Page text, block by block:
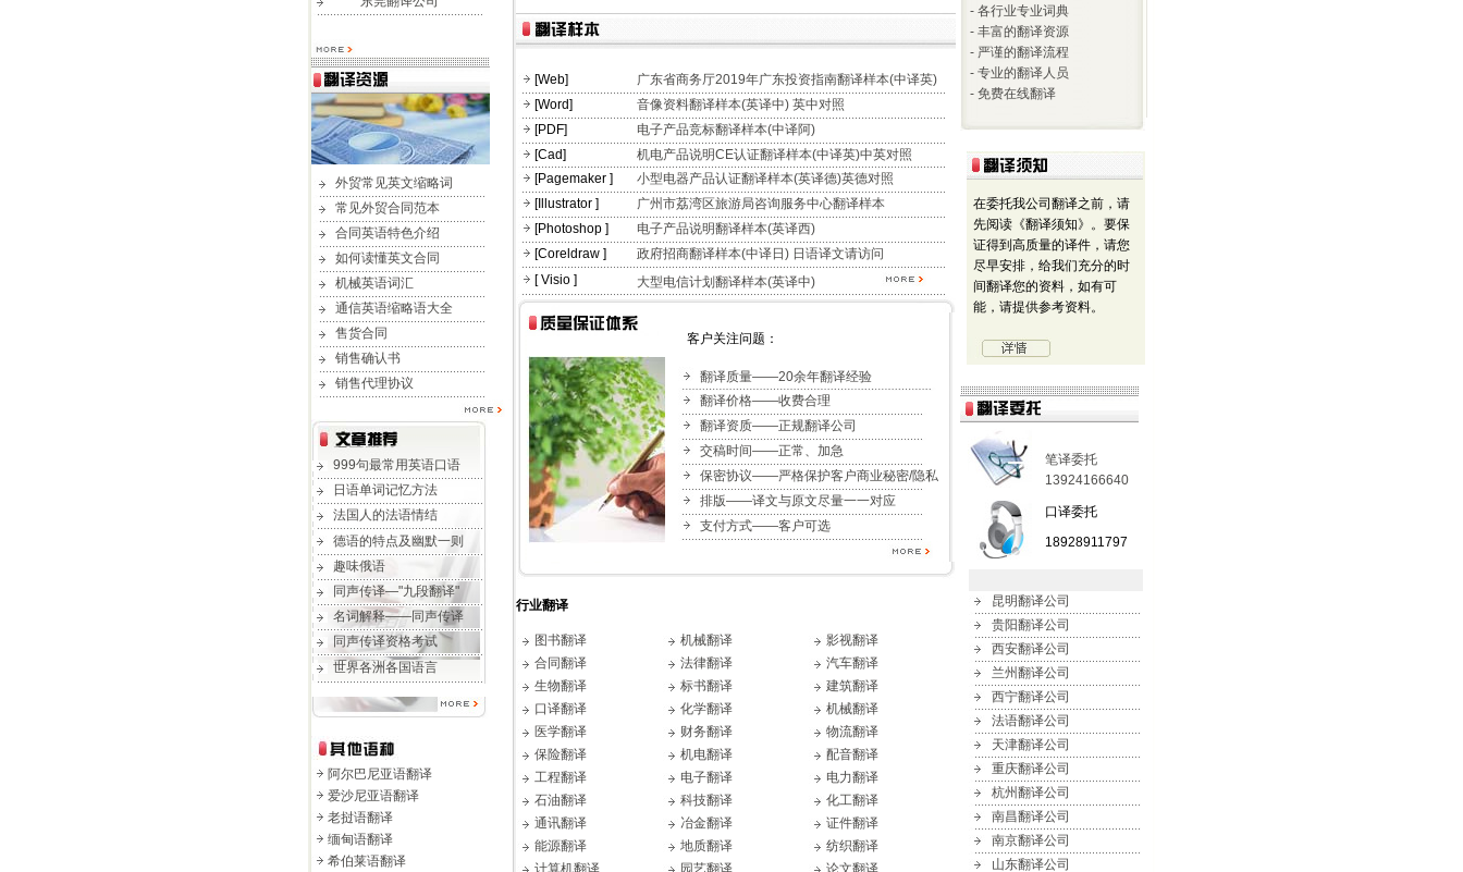
外贸常见英文缩略词
常见外贸合同范本
合同英语特色介绍
如何读懂英文合同
机械英语词汇
通信英语缩略语大全
售货合同
销售确认书
销售代理协议
999句最常用英语口语
日语单词记忆方法
法国人的法语情结
德语的特点及幽默一则
趣味俄语
同声传译—"九段翻译"
名词解释——同声传译
同声传译资格考试
世界各洲各国语言
阿尔巴尼亚语翻译
爱沙尼亚语翻译
老挝语翻译
缅甸语翻译
希伯莱语翻译
[Web]
广东省商务厅2019年广东投资指南翻译样本(中译英)
[Word]
音像资料翻译样本(英译中) 英中对照
[PDF]
电子产品竞标翻译样本(中译阿)
[Cad]
机电产品说明CE认证翻译样本(中译英)中英对照
[Pagemaker ]
小型电器产品认证翻译样本(英译德)英德对照
[Illustrator ]
广州市荔湾区旅游局咨询服务中心翻译样本
[Photoshop ]
电子产品说明翻译样本(英译西)
[Coreldraw ]
政府招商翻译样本(中译日) 日语译文请访问
[ Visio ]
大型电信计划翻译样本(英译中)
客户关注问题：
翻译质量——20余年翻译经验
翻译价格——收费合理
翻译资质——正规翻译公司
交稿时间——正常、加急
保密协议——严格保护客户商业秘密/隐私
排版——译文与原文尽量一一对应
支付方式——客户可选
行业翻译
图书翻译 机械翻译
影视翻译
合同翻译
法律翻译
汽车翻译
生物翻译
标书翻译
建筑翻译
口译翻译
化学翻译
机械翻译
医学翻译
财务翻译
物流翻译
保险翻译
机电翻译
配音翻译
工程翻译
电子翻译
电力翻译
石油翻译
科技翻译
化工翻译
通讯翻译
冶金翻译
证件翻译
能源翻译
地质翻译
纺织翻译
计算机翻译
园艺翻译
论文翻译
- 各行业专业词典
- 丰富的翻译资源
- 严谨的翻译流程
- 专业的翻译人员
- 免费在线翻译
在委托我公司翻译之前，请
先阅读《翻译须知》。要保
证得到高质量的译件，请您
尽早安排，给我们充分的时
间翻译您的资料，如有可
能，请提供参考资料。
笔译委托
13924166640
口译委托
18928911797
昆明翻译公司
贵阳翻译公司
西安翻译公司
兰州翻译公司
西宁翻译公司
法语翻译公司
天津翻译公司
重庆翻译公司
杭州翻译公司
南昌翻译公司
南京翻译公司
山东翻译公司